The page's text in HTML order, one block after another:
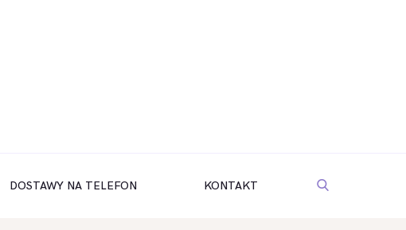
DOSTAWY NA TELEFON KONTAKT